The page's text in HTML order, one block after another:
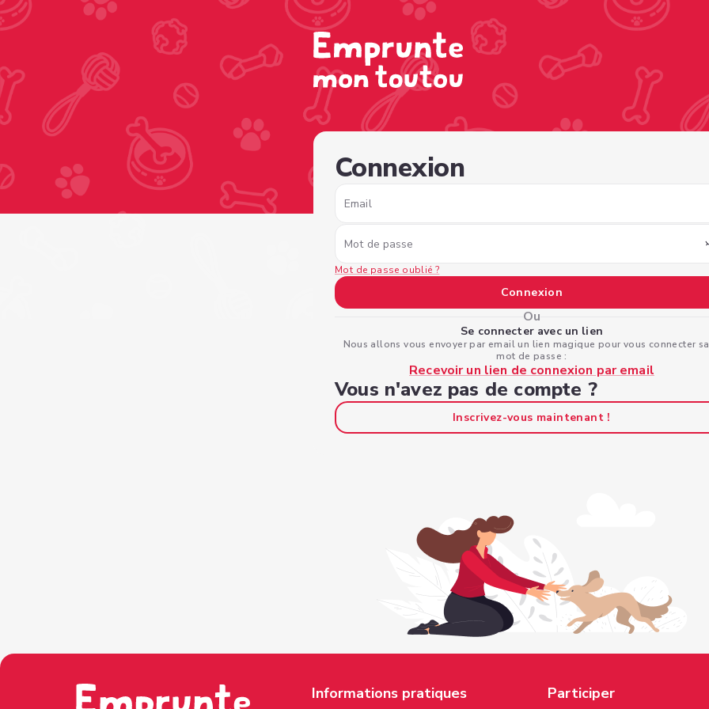
Connexion
Email
Mot de passe
Mot de passe oublié ?
Connexion
Ou
Se connecter avec un lien
Nous allons vous envoyer par email un lien magique pour vous connecter
mot de passe :
Recevoir un lien de connexion par email
Vous n'avez pas de compte ?
Inscrivez-vous maintenant !
Informations pratiques Participer
/sign-in?nextPage=%2Fview-profile%2Fe956e73d-4010-4676-8e99-47eea9e8c1a4